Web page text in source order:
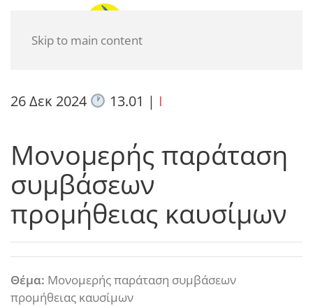
Skip to main content
26 Δεκ 2024 13.01 | I
Μονομερής παράταση
συμβάσεων
προμήθειας καυσίμων
Θέμα: Μονομερής παράταση συμβάσεων
προμήθειας καυσίμων